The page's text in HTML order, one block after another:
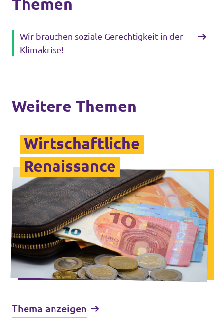
Themen
Wir brauchen soziale Gerechtigkeit in der
Klimakrise!
Weitere Themen
Wirtschaftliche
Renaissance
Thema anzeigen